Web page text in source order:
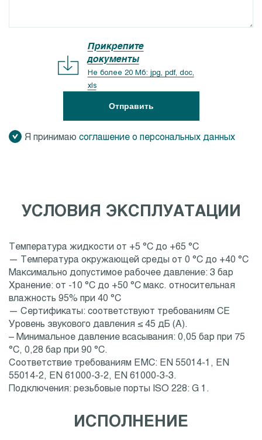
Прикрепите
документы
Не более 20 Мб: jpg, pdf, doc,
xls
Отправить
Я принимаю соглашение о персональных данных
УСЛОВИЯ ЭКСПЛУАТАЦИИ
Температура жидкости от +5 °C до +65 °C
— Температура окружающей среды от 0 °C до +40 °C
Максимально допустимое рабочее давление: 3 бар
Хранение: от -10 °C до +50 °C макс. относительная
влажность 95% при 40 °C
— Сертификаты: соответствуют требованиям CE
Уровень звукового давления ≤ 45 дБ (A).
– Минимальное давление всасывания: 0,05 бар при 75
°C, 0,28 бар при 90 °C.
Соответствие требованиям EMC: EN 55014-1, EN
55014-2, EN 61000-3-2, EN 61000-3-3.
Подключения: резьбовые порты ISO 228: G 1.
ИСПОЛНЕНИЕ